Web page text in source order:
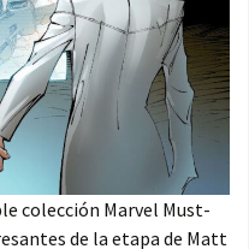
colección Marvel Must-
de la etapa de Matt